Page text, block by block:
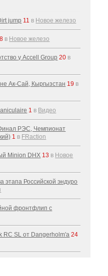
jump 11 в Новое железо
8 в Новое железо
у Accell Group 20 в
Ак-Cай, Кыргызстан 19 в
1 в Видео
РЭС, Чемпионат
1 в FRaction
Minion DHX 13 в Новое
этапа Российской эндуро
фронтфлип с
RC SL от Dangerholm'a 24